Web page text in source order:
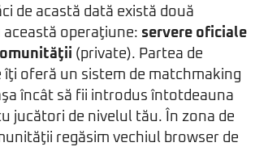
de acastă dată există două
operaţiune: servere oficiale
(private). Partea de
îţi oferă un sistem de matchmaking
încât să fii introdus întotdeauna
jucători de nivelul tău. În zona de
regăsim vechiul browser de